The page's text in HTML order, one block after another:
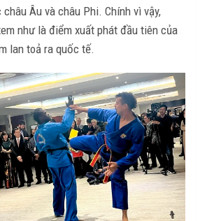
Âu và châu Phi. Chính vì vậy,
như là điểm xuất phát đầu tiên của
lan toả ra quốc tế.